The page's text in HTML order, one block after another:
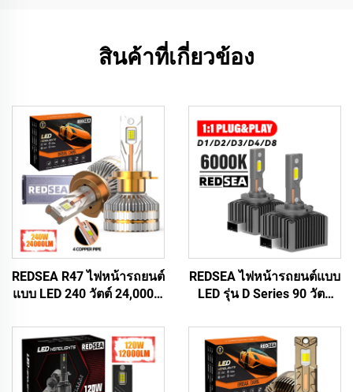
สินค้าที่เกี่ยวข้อง
REDSEA R47 ไฟหน้ารถยนต์
แบบ LED 240 วัตต์ 24,000 ลู
REDSEA ไฟหน้ารถยนต์แบบ
LED รุ่น D Series 90 วัตต์